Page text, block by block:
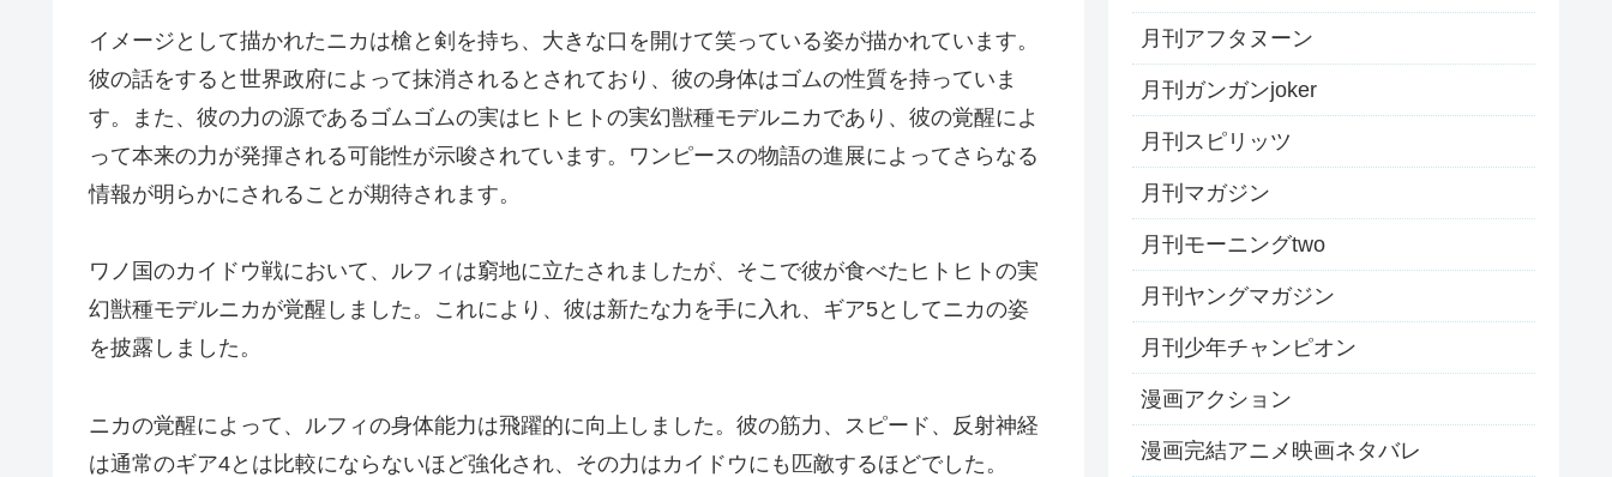
イメージとして描かれたニカは槍と剣を持ち、大きな口を開けて笑っている姿が描かれています。
彼の話をすると世界政府によって抹消されるとされており、彼の身体はゴムの性質を持っていま
す。また、彼の力の源であるゴムゴムの実はヒトヒトの実幻獣種モデルニカであり、彼の覚醒によ
って本来の力が発揮される可能性が示唆されています。ワンピースの物語の進展によってさらなる
情報が明らかにされることが期待されます。
ワノ国のカイドウ戦において、ルフィは窮地に立たされましたが、そこで彼が食べたヒトヒトの実
幻獣種モデルニカが覚醒しました。これにより、彼は新たな力を手に入れ、ギア5としてニカの姿
を披露しました。
ニカの覚醒によって、ルフィの身体能力は飛躍的に向上しました。彼の筋力、スピード、反射神経
は通常のギア4とは比較にならないほど強化され、その力はカイドウにも匹敵するほどでした。
月刊アフタヌーン
月刊ガンガンjoker
月刊スピリッツ
月刊マガジン
月刊モーニングtwo
月刊ヤングマガジン
月刊少年チャンピオン
漫画アクション
漫画完結アニメ映画ネタバレ